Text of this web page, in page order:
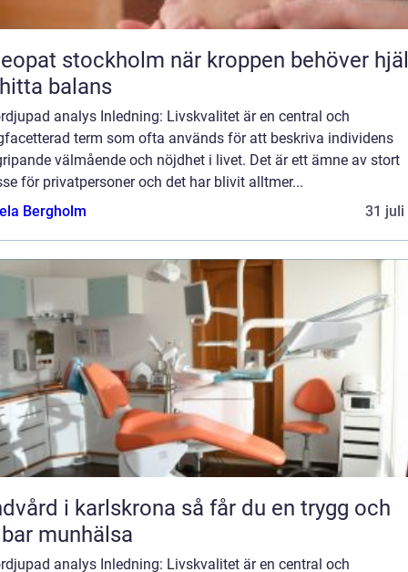
stockholm när kroppen behöver hjälp
balans
analys Inledning: Livskvalitet är en central och
term som ofta används för att beskriva individens
välmående och nöjdhet i livet. Det är ett ämne av stort
för privatpersoner och det har blivit alltmer...
Bergholm
31 juli
i karlskrona så får du en trygg och
munhälsa
analys Inledning: Livskvalitet är en central och